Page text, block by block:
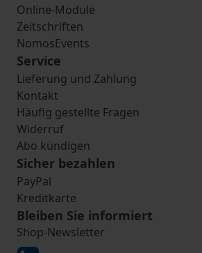
Online-Module
Zeitschriften
NomosEvents
Service
Lieferung und Zahlung
Kontakt
Häufig gestellte Fragen
Widerruf
Abo kündigen
Sicher bezahlen
PayPal
Kreditkarte
Bleiben Sie informiert
Shop-Newsletter